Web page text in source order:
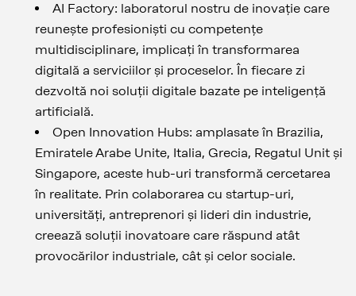
AI Factory: laboratorul nostru de inovație care
reunește profesioniști cu competențe
multidisciplinare, implicați în transformarea
digitală a serviciilor și proceselor. În fiecare zi
dezvoltă noi soluții digitale bazate pe inteligență
artificială.
Open Innovation Hubs: amplasate în Brazilia,
Emiratele Arabe Unite, Italia, Grecia, Regatul Unit și
Singapore, aceste hub-uri transformă cercetarea
în realitate. Prin colaborarea cu startup-uri,
universități, antreprenori și lideri din industrie,
creează soluții inovatoare care răspund atât
provocărilor industriale, cât și celor sociale.